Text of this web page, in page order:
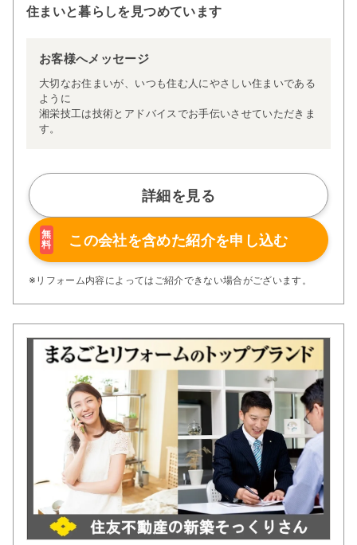
住まいと暮らしを見つめています
お客様へメッセージ
大切なお住まいが、いつも住む人にやさしい住まいである
ように
湘栄技工は技術とアドバイスでお手伝いさせていただきま
す。
詳細を見る
無
料
この会社を含めた紹介を申し込む
※リフォーム内容によってはご紹介できない場合がございます。